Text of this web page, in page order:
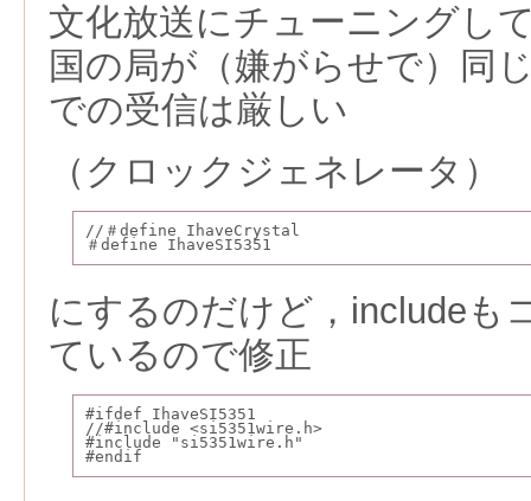
文化放送にチューニングし
国の局が（嫌がらせで）同
での受信は厳しい
（クロックジェネレータ）
//＃define IhaveCrystal
＃define IhaveSI5351
にするのだけど，includeも
ているので修正
#ifdef IhaveSI5351
//#include <si5351wire.h>
#include "si5351wire.h"
#endif